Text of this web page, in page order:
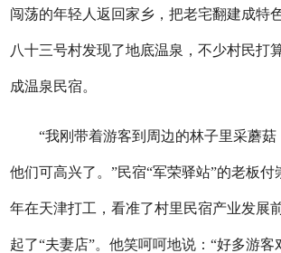
闯荡的年轻人返回家乡，把老宅翻建成特
八十三号村发现了地底温泉，不少村民打
成温泉民宿。
“我刚带着游客到周边的林子里采蘑菇
他们可高兴了。”民宿“军荣驿站”的老板付
年在天津打工，看准了村里民宿产业发展
起了“夫妻店”。他笑呵呵地说：“好多游